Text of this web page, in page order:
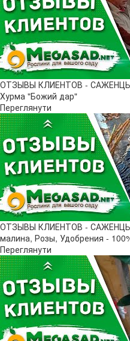
ОТЗЫВЫ КЛИЕНТОВ - САЖЕНЦЫ
Хурма "Божий дар"
Переглянути
ОТЗЫВЫ КЛИЕНТОВ -
малина, Розы, Удобрения -
Переглянути